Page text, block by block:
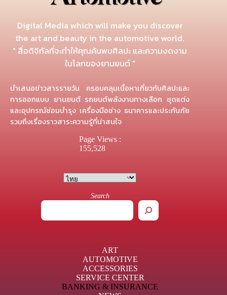
Digital Media which will make you discover
the art and beauty in the automotive world.
" สื่อดิจิทัลที่จะทำให้คุณค้นพบศิลปะ และความงดงาม
ในโลกของยานยนต์ "
นำเสนอข่าวสารรายวัน ครอบคลุมเนื้อหาเกี่ยวกับศิลปะและ
การออกแบบ ยานยนต์ รถยนต์พลังงานทางเลือก ชุดแต่ง
และอุปกรณ์ซ่อมบำรุง เครื่องมือช่าง ธนาคารและประกันภัย
รวมถึงเรื่องราวสาระความรู้ที่น่าสนใจ
Page Views :
155,528
Search
ART
AUTOMOTIVE
ACCESSORIES
SERVICE CENTER
BANKING & INSURANCE